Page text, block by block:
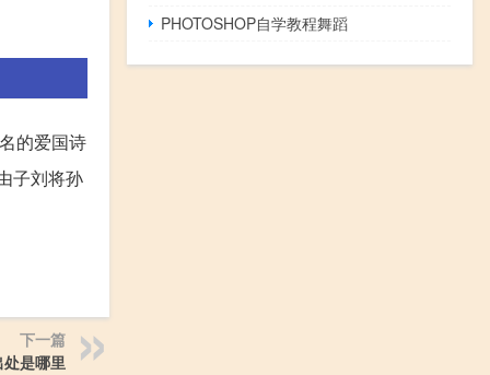
的爱国诗
子刘将孙
下一篇
处是哪里
PHOTOSHOP自学教程舞蹈